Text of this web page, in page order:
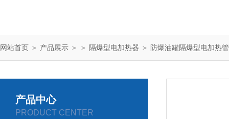
网站首页 ＞ 产品展示 ＞ ＞ 隔爆型电加热器 ＞ 防爆油罐隔爆型电加热管
产品中心
PRODUCT CENTER